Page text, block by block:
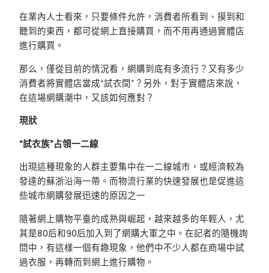
在業內人士看來，只要條件允許，消費者所看到、摸到和
聽到的東西，都可從網上直接購買，而不用再通過實體店
進行購買。
那么，僅從目前的情況看，網購到底有多流行？又有多少
消費者將實體店當成“試衣間”？另外，對于實體店來說，
在這場網購潮中，又該如何應對？
現狀
“試衣族”占領一二線
出現這種現象的人群主要集中在一二線城市，或經濟較為
發達的蘇浙沿海一帶。而物流行業的快速發展也是促進這
些城市網購發展迅速的原因之一
隨著網上購物平臺的成熟與崛起，越來越多的年輕人，尤
其是80后和90后加入到了網購大軍之中。在記者的隨機詢
問中，有這樣一個有趣現象，他們中不少人都在商場中試
過衣服，再轉而到網上進行購物。